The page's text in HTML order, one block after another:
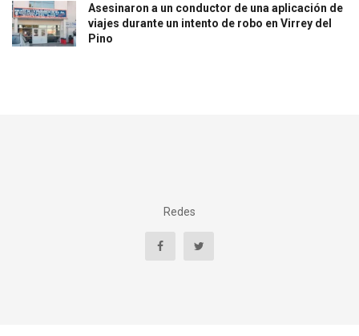
Asesinaron a un conductor de una aplicación de
viajes durante un intento de robo en Virrey del
Pino
Redes